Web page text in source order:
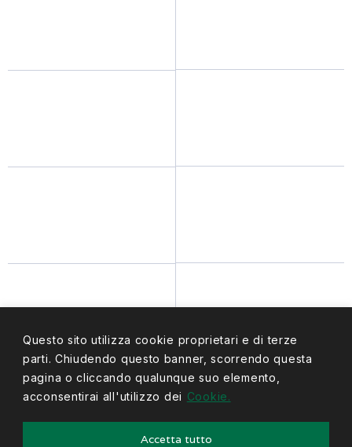
Questo sito utilizza cookie proprietari e di terze
parti. Chiudendo questo banner, scorrendo questa
pagina o cliccando qualunque suo elemento,
acconsentirai all'utilizzo dei Cookie.
Accetta tutto